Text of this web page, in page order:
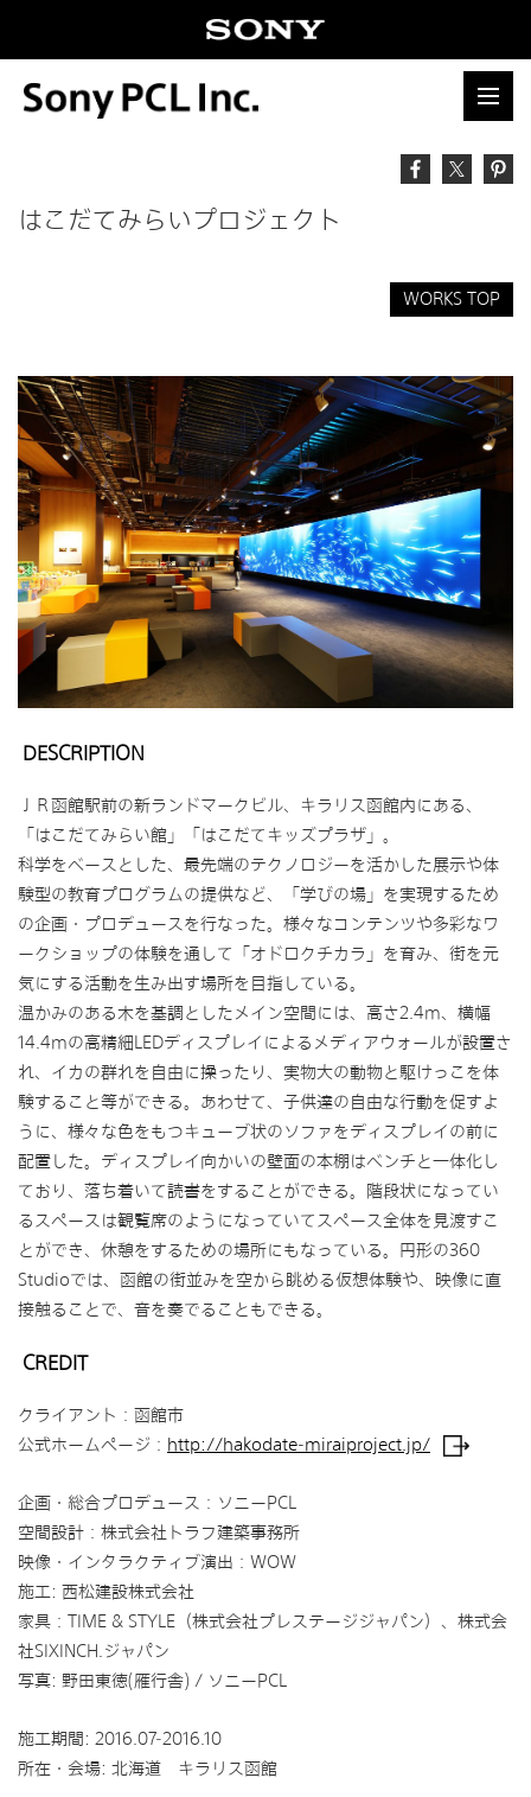
はこだてみらいプロジェクト
WORKS TOP
DESCRIPTION
ＪＲ函館駅前の新ランドマークビル、キラリス函館内にある、
「はこだてみらい館」「はこだてキッズプラザ」。
科学をベースとした、最先端のテクノロジーを活かした展示や体
験型の教育プログラムの提供など、「学びの場」を実現するため
の企画・プロデュースを行なった。様々なコンテンツや多彩なワ
ークショップの体験を通して「オドロクチカラ」を育み、街を元
気にする活動を生み出す場所を目指している。
温かみのある木を基調としたメイン空間には、高さ2.4m、横幅
14.4mの高精細LEDディスプレイによるメディアウォールが設置さ
れ、イカの群れを自由に操ったり、実物大の動物と駆けっこを体
験すること等ができる。あわせて、子供達の自由な行動を促すよ
うに、様々な色をもつキューブ状のソファをディスプレイの前に
配置した。ディスプレイ向かいの壁面の本棚はベンチと一体化し
ており、落ち着いて読書をすることができる。階段状になってい
るスペースは観覧席のようになっていてスペース全体を見渡すこ
とができ、休憩をするための場所にもなっている。円形の360
Studioでは、函館の街並みを空から眺める仮想体験や、映像に直
接触ることで、音を奏でることもできる。
CREDIT
クライアント：函館市
公式ホームページ： http://hakodate-miraiproject.jp/
企画・総合プロデュース：ソニーPCL
空間設計：株式会社トラフ建築事務所
映像・インタラクティブ演出：WOW
施工: 西松建設株式会社
家具：TIME & STYLE（株式会社プレステージジャパン）、株式会
社SIXINCH.ジャパン
写真: 野田東徳(雁行舎) / ソニーPCL
施工期間: 2016.07-2016.10
所在・会場: 北海道 キラリス函館